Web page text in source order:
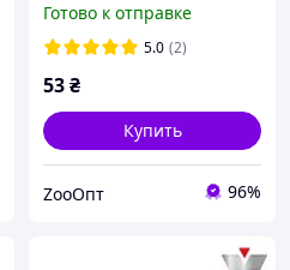
здоровья мочевой
ситемы, 85 гр от 12 шт
Готово к отправке
5.0 (2)
53₴
Купить
ZooOпт 96%